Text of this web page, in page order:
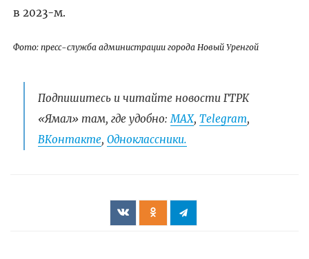
в 2023-м.
Фото: пресс-служба администрации города Новый Уренгой
Подпишитесь и читайте новости ГТРК
«Ямал» там, где удобно: МАХ, Telegram,
ВКонтакте, Одноклассники.